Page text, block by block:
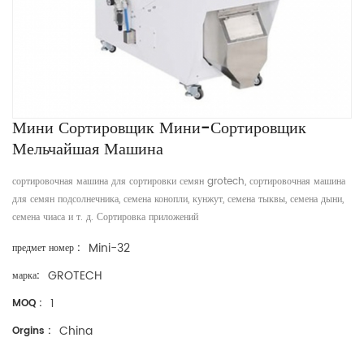
Мини Сортировщик Мини-Сортировщик
Мельчайшая Машина
сортировочная машина для сортировки семян grotech, сортировочная машина
для семян подсолнечника, семена конопли, кунжут, семена тыквы, семена дыни,
семена чиаса и т. д. Сортировка приложений
предмет номер : Mini-32
марка: GROTECH
MOQ : 1
Orgins : China